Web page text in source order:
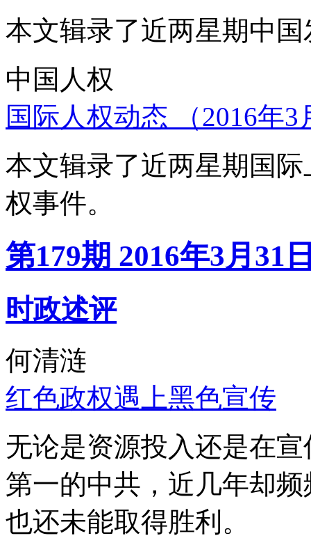
本文辑录了近两星期中
中国人权
国际人权动态 （2016年
本文辑录了近两星期国
权事件。
第179期 2016年3月31
时政述评
何清涟
红色政权遇上黑色宣传
无论是资源投入还是在
第一的中共，近几年却
也还未能取得胜利。